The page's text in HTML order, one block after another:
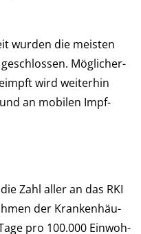
wurden die meisten
Mög­licher­
wird weiter­hin
an mobilen Impf­
Zahl aller an das RKI
der Kran­ken­häu­
pro 100.000 Ein­woh­